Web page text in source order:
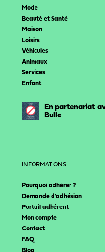
Mode
Beauté et Santé
Maison
Loisirs
Véhicules
Animaux
Services
Enfant
En partenariat
Bulle
INFORMATIONS
Pourquoi adhérer ?
Demande d’adhésion
Portail adhérent
Mon compte
Contact
FAQ
Blog